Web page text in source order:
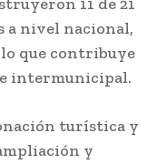
a nivel nacional,
que contribuye
intermunicipal.
turística y
y